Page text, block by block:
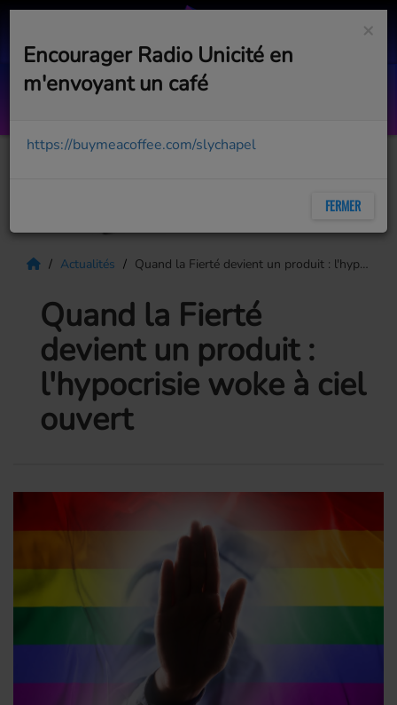
Hanging On
Actualités Quand la Fierté devient un produit : l'hypocrisie woke à ciel ouvert
Quand la Fierté
devient un produit :
l'hypocrisie woke à ciel
ouvert
×
Encourager Radio Unicité en
m'envoyant un café
https://buymeacoffee.com/slychapel
FERMER